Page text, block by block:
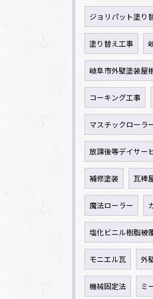
ジョリパット塗り
塗り替え工事
岐阜市外壁塗装屋
コーキング工事
マスチックローラ
放課後等デイサー
補修塗装 瓦棒
魔法ローラー
塩化ビニル樹脂被
モニエル瓦 外
機械固定法 ミ